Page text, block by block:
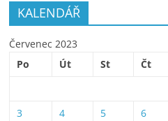
KALENDÁŘ
Červenec 2023
Po
Út St Čt
3
4 5 6